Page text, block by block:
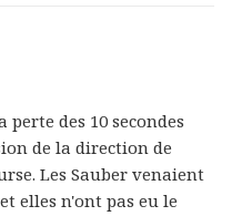
des 10 secondes
de la direction de
Les Sauber venaient
elles n'ont pas eu le